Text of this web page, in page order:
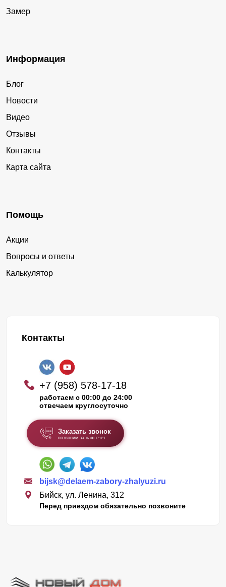
Замер
Информация
Блог
Новости
Видео
Отзывы
Контакты
Карта сайта
Помощь
Акции
Вопросы и ответы
Калькулятор
Контакты
+7 (958) 578-17-18
работаем с 00:00 до 24:00
отвечаем круглосуточно
Заказать звонок
позвоним за наш счет
bijsk@delaem-zabory-zhalyuzi.ru
Бийск, ул. Ленина, 312
Перед приездом обязательно позвоните